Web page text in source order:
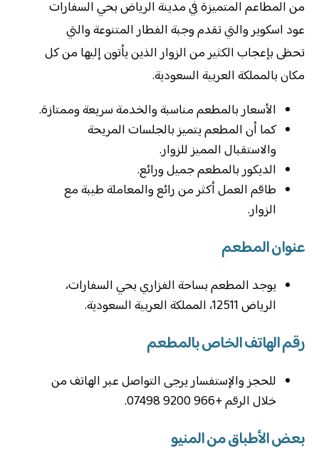
من المطاعم المتميزة في مدينة الرياض بحي السفارات
عود اسكوير والتي تقدم وجبة الفطار المتنوعة والتي
تحظى بإعجاب الكثير من الزوار الذين يأتون إليها من كل
مكان بالمملكة العربية السعودية.
الأسعار بالمطعم مناسبة والخدمة سريعة وممتازة.
كما أن المطعم يتميز بالجلسات المريحة
والاستقبال المميز للزوار.
الديكور بالمطعم جميل ورائع.
طاقم العمل أكثر من رائع والمعاملة طيبة مع
الزوار.
عنوان المطعم
يوجد المطعم بساحة الفزاري بحي السفارات،
الرياض 12511، المملكة العربية السعودية.
رقم الهاتف الخاص بالمطعم
للحجز والإستفسار يرجى التواصل عبر الهاتف من
خلال الرقم +966 9200 07498.
بعض الأطباق من المنيو